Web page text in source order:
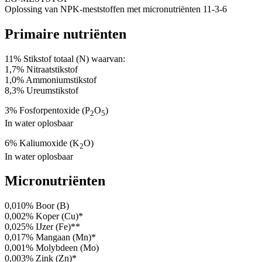
Oplossing van NPK-meststoffen met micronutriënten 11-3-6
Primaire nutriënten
11% Stikstof totaal (N) waarvan:
1,7% Nitraatstikstof
1,0% Ammoniumstikstof
8,3% Ureumstikstof
3% Fosforpentoxide (P2O5)
In water oplosbaar
6% Kaliumoxide (K2O)
In water oplosbaar
Micronutriënten
0,010% Boor (B)
0,002% Koper (Cu)*
0,025% IJzer (Fe)**
0,017% Mangaan (Mn)*
0,001% Molybdeen (Mo)
0,003% Zink (Zn)*